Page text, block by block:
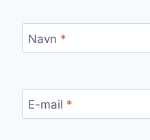
Navn *
E-mail *